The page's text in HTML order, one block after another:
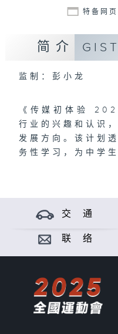
特备网页
简介 GIST
监制：彭小龙
《传媒初体验
行业的兴趣和认识
发展方向。该计划
务性学习，为中学
媒工作的机会，帮
交 通
联 络